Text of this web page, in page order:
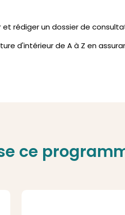
rédiger un dossier de
d'intérieur de A à Z en
ce